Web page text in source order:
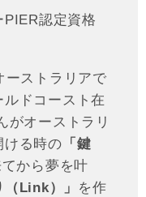
認定資格
ーストラリアで
ドコースト在
がオーストラリ
ける時の 「鍵
から夢を叶
（Link）」 を作